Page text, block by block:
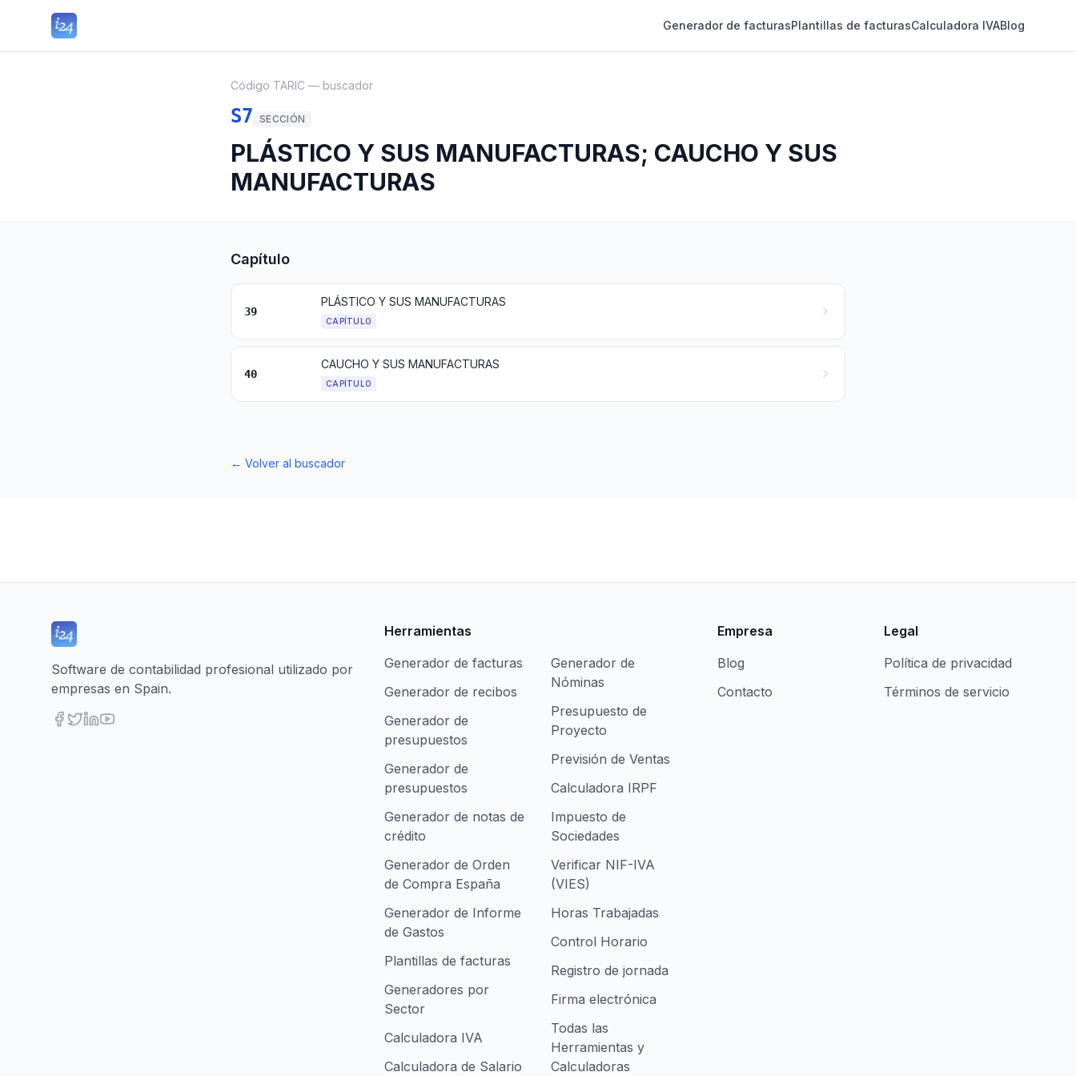
Generador de facturasPlantillas de facturasCalculadora IVABlog
Código TARIC — buscador
S7 SECCIÓN
PLÁSTICO Y SUS MANUFACTURAS; CAUCHO Y SUS
MANUFACTURAS
Capítulo
39
PLÁSTICO Y SUS MANUFACTURAS
CAPÍTULO
40
CAUCHO Y SUS MANUFACTURAS
CAPÍTULO
← Volver al buscador
Software de contabilidad profesional utilizado por
empresas en Spain.
Herramientas
Generador de facturas
Generador de recibos
Generador de
presupuestos
Generador de
presupuestos
Generador de notas de
crédito
Generador de Orden
de Compra España
Generador de Informe
de Gastos
Plantillas de facturas
Generadores por
Sector
Calculadora IVA
Calculadora de Salario
Generador de
Nóminas
Presupuesto de
Proyecto
Previsión de Ventas
Calculadora IRPF
Impuesto de
Sociedades
Verificar NIF-IVA
(VIES)
Horas Trabajadas
Control Horario
Registro de jornada
Firma electrónica
Todas las
Herramientas y
Calculadoras
Empresa
Blog
Contacto
Legal
Política de privacidad
Términos de servicio